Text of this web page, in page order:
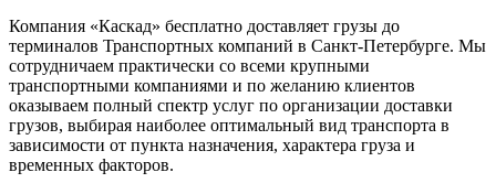
Компания «Каскад» бесплатно доставляет грузы до
терминалов Транспортных компаний в Санкт-Петербурге. Мы
сотрудничаем практически со всеми крупными
транспортными компаниями и по желанию клиентов
оказываем полный спектр услуг по организации доставки
грузов, выбирая наиболее оптимальный вид транспорта в
зависимости от пункта назначения, характера груза и
временных факторов.